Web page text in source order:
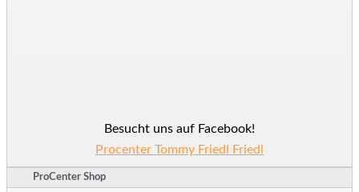
Besucht uns auf Facebook!
Procenter Tommy Friedl Friedl
ProCenter Shop